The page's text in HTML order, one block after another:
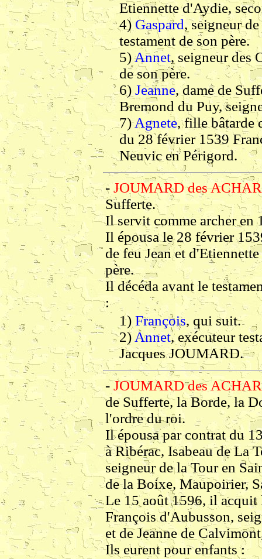
Etiennette d'Aydie,
4) Gaspard, seigneur
testament de son père.
5)Annet, seigneur des
de son père.
6) Jeanne, dame de
Bremond du Puy,
7)Agnete, fille bâtarde
du 28 février 1539
Neuvic en Périgord.
-JOUMARD des
Sufferte.
Il servit comme archer en
Il épousa le 28 février
de feu Jean et
père.
Il décéda avant le
:
1) François, qui suit.
2) Annet, exécuteur
Jacques JOUMARD.
-JOUMARD des
de Sufferte, la Borde, la
l'ordre du roi.
Il épousa par contrat du
à Ribérac, Isabeau de La
seigneur de la Tour en
de la Boixe, Maupoirier,
Le 15 août 1596, il acquit
François d'Aubusson,
et de Jeanne de
Ils eurent pour enfants :